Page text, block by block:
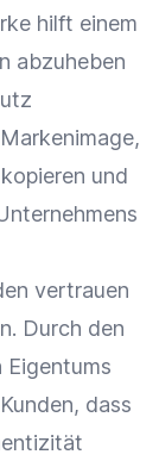
hilft einem
abzuheben
Markenimage,
und
vertrauen
Durch den
Eigentums
dass